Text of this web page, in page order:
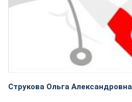
Струкова Ольга Александровна